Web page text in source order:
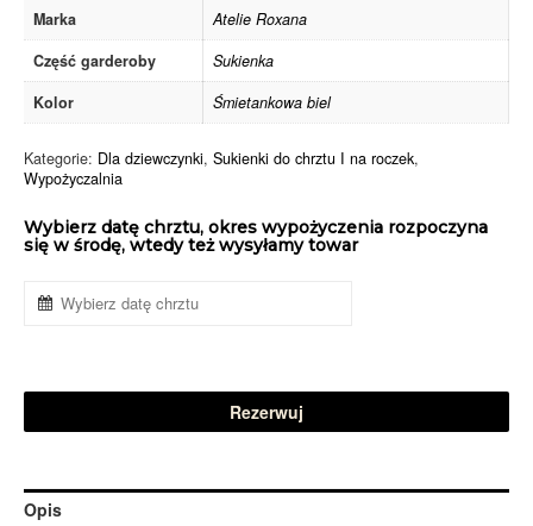
Wybierz datę chrztu, okres wypożyczenia rozpoczyna
się w środę, wtedy też wysyłamy towar
Rezerwuj
Marka
Atelie Roxana
Część garderoby
Sukienka
Kolor
Śmietankowa biel
Kategorie: Dla dziewczynki, Sukienki do chrztu I na roczek,
Wypożyczalnia
Opis